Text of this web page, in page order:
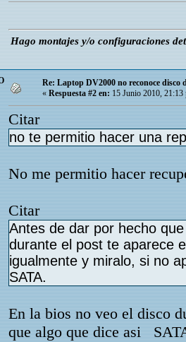
Hago montajes y/o configuraciones
Re: Laptop DV2000 no reconoce disco
«Respuesta #2 en:15 Junio 2010, 21:13
Citar
no te permitio hacer una
No me permitio hacer
Citar
Antes de dar por hecho
durante el post te aparece
igualmente y miralo, si no
SATA.
En la bios no veo el disco
que algo que dice asi